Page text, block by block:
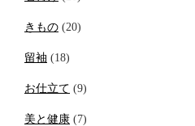
きもの (20)
留袖 (18)
お仕立て (9)
美と健康 (7)